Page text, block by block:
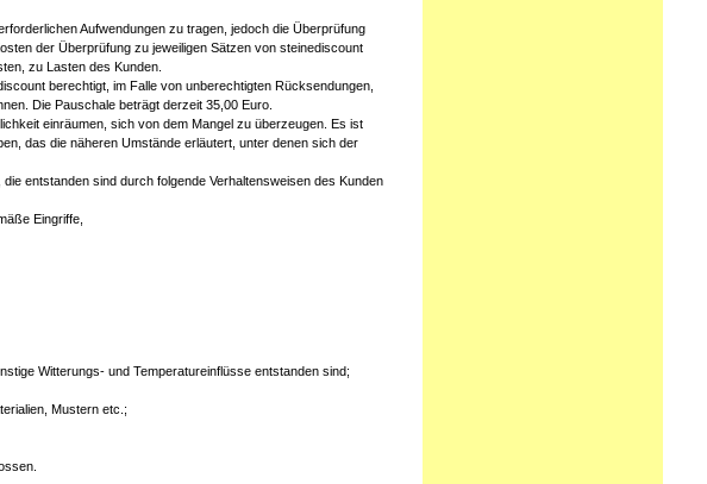
Aufwendungen zu tragen, jedoch die Überprüfung
der Überprüfung zu jeweiligen Sätzen von steinediscount
zu Lasten des Kunden.
berechtigt, im Falle von unberechtigten Rücksendungen,
Die Pauschale beträgt derzeit 35,00 Euro.
einräumen, sich von dem Mangel zu überzeugen. Es ist
das die näheren Umstände erläutert, unter denen sich der
entstanden sind durch folgende Verhaltensweisen des Kunden
Eingriffe,
Witterungs- und Temperatureinflüsse entstanden sind;
Mustern etc.;